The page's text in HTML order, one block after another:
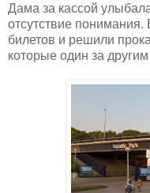
Дама за кассой
отсутствие
билетов и решили
которые один за